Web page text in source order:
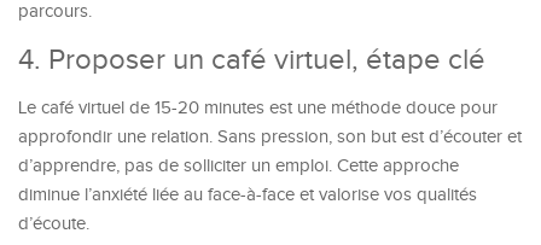
parcours.
4. Proposer un café virtuel, étape clé
Le café virtuel de 15-20 minutes est une méthode douce pour
approfondir une relation. Sans pression, son but est d’écouter et
d’apprendre, pas de solliciter un emploi. Cette approche
diminue l’anxiété liée au face-à-face et valorise vos qualités
d’écoute.